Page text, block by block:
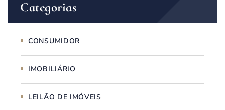
Categorias
CONSUMIDOR
IMOBILIÁRIO
LEILÃO DE IMÓVEIS